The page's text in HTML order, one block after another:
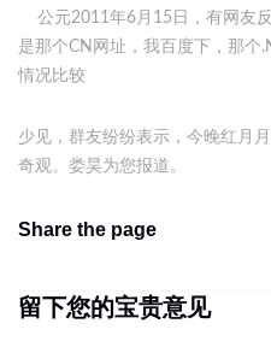
公元2011年6月15日，有网友
是那个CN网址，我百度下，那个
情况比较
少见，群友纷纷表示，今晚红月
奇观。娄昊为您报道。
Share the page
留下您的宝贵意见